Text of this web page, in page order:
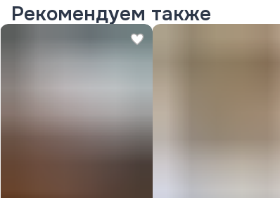
Рекомендуем также